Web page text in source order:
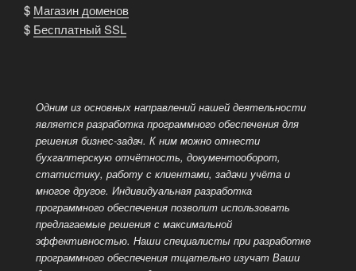
$ Магазин доменов
$ Бесплатный SSL
Одним из основных направлений нашей деятельности
является разработка программного обеспечения для
решения бизнес-задач. К ним можно отнести
бухгалтерскую отчётность, документооборот,
статистику, работу с клиентами, задачи учёта и
многое другое. Индивидуальная разработка
программного обеспечения позволит использовать
предлагаемые решения с максимальной
эффективностью. Наши специалисты при разработке
программного обеспечения тщательно изучат Ваши